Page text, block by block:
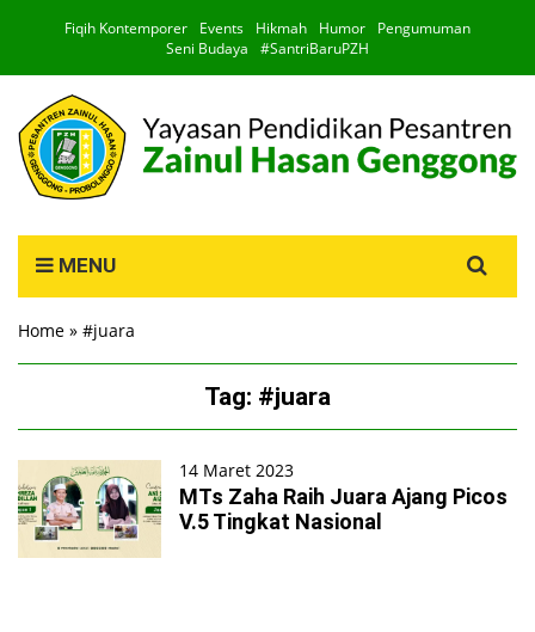
Fiqih Kontemporer Events Hikmah Humor
Pengumuman
Seni Budaya
#SantriBaruPZH
MENU
for:
Home » #juara
Tag: #juara
14 Maret 2023
MTs Zaha Raih Juara Ajang Picos
V.5 Tingkat Nasional